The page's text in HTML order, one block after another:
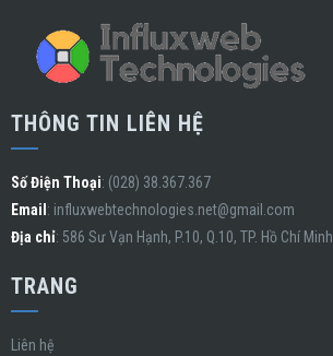
THÔNG TIN LIÊN HỆ
Số Điện Thoại: (028) 38.367.367
Email : influxwebtechnologies.net@gmail.com
Địa chỉ: 586 Sư Vạn Hạnh, P.10, Q.10, TP. Hồ Chí Minh
TRANG
Liên hệ